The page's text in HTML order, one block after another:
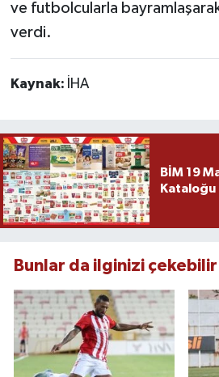
ve futbolcularla
verdi.
Kaynak: İHA
BİM 19
Kataloğu
Bunlar da ilginizi çekebilir